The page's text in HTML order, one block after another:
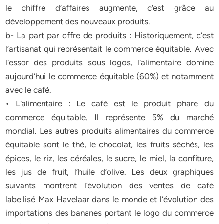
le chiffre d’affaires augmente, c’est grâce au
développement des nouveaux produits.
b- La part par offre de produits : Historiquement, c’est
l’artisanat qui représentait le commerce équitable. Avec
l’essor des produits sous logos, l’alimentaire domine
aujourd’hui le commerce équitable (60%) et notamment
avec le café.
• L’alimentaire : Le café est le produit phare du
commerce équitable. Il représente 5% du marché
mondial. Les autres produits alimentaires du commerce
équitable sont le thé, le chocolat, les fruits séchés, les
épices, le riz, les céréales, le sucre, le miel, la confiture,
les jus de fruit, l’huile d’olive. Les deux graphiques
suivants montrent l’évolution des ventes de café
labellisé Max Havelaar dans le monde et l’évolution des
importations des bananes portant le logo du commerce